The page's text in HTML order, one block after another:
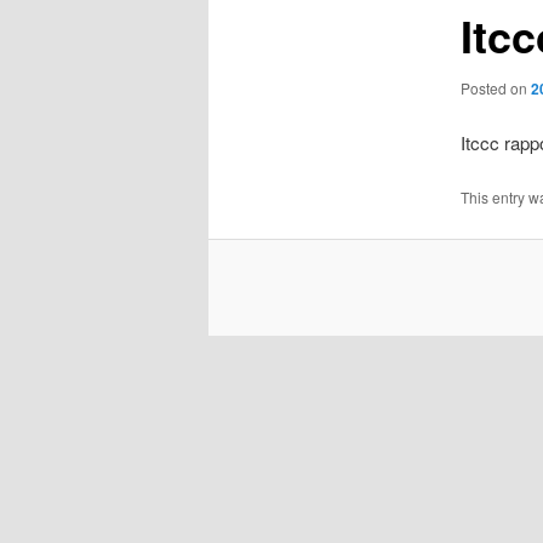
Posted on
Itccc
This entry